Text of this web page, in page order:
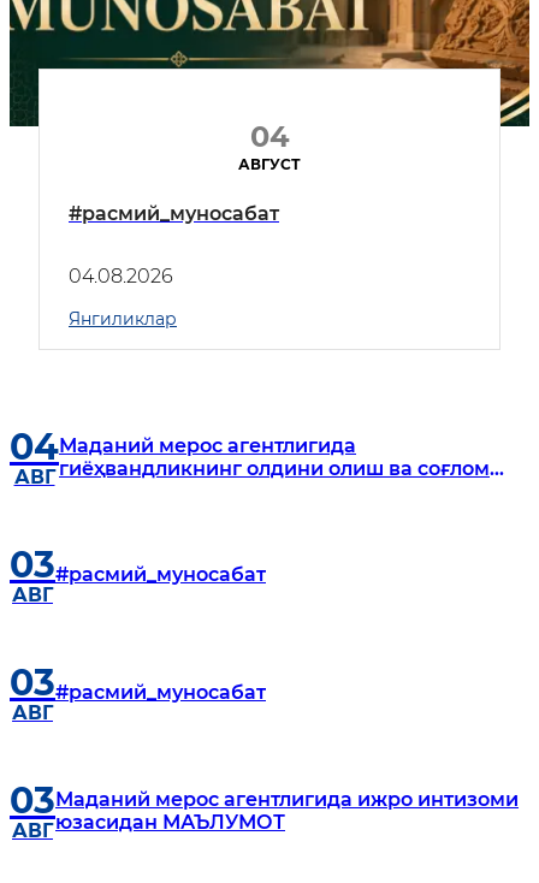
04
АВГУСТ
#расмий_муносабат
04.08.2026
Янгиликлар
04
АВГ
Маданий мерос агентлигида
гиёҳвандликнинг олдини олиш ва соғлом
03
АВГ
#расмий_муносабат
03
АВГ
#расмий_муносабат
03
АВГ
Маданий мерос агентлигида ижро интизоми
юзасидан МАЪЛУМОТ